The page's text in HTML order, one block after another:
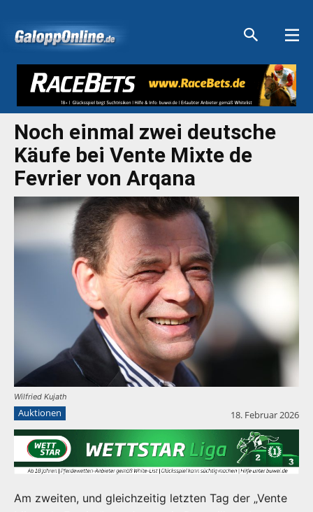
Noch einmal zwei deutsche
Käufe bei Vente Mixte de
Fevrier von Arqana
Wilfried Kujath
Auktionen 18. Februar 2026
Am zweiten, und gleichzeitig letzten Tag der „Vente